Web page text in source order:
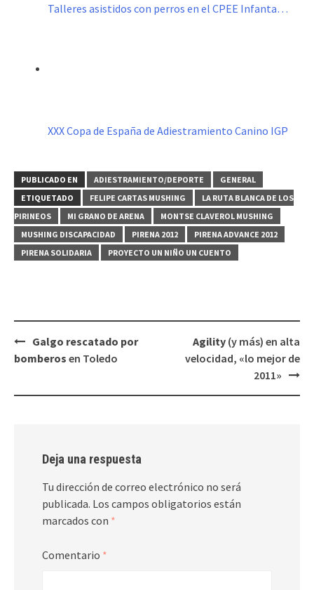
Talleres asistidos con perros en el CPEE Infanta…
XXX Copa de España de Adiestramiento Canino IGP
PUBLICADO EN ADIESTRAMIENTO/DEPORTE
GENERAL
ETIQUETADO
FELIPE CARTAS MUSHING
LA RUTA BLANCA DE LOS
PIRINEOS
MI GRANO DE ARENA
MONTSE CLAVEROL MUSHING
MUSHING DISCAPACIDAD
PIRENA 2012
PIRENA ADVANCE 2012
PIRENA SOLIDARIA
PROYECTO UN NIÑO UN CUENTO
Navegación
de
Galgo rescatado por
bomberos en Toledo
Agility (y más) en alta
velocidad, «lo mejor de
2011»
Deja una respuesta
Tu dirección de correo electrónico no será
publicada. Los campos obligatorios están
marcados con *
Comentario *